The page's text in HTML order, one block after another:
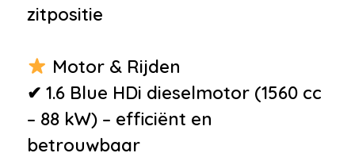
Overige
•
•DS Connect Nav LED Vision
•
Leder-pakket
Bluetooth
zitpositie
Motor & Rijden
✔ 1.6 Blue HDi dieselmotor (1560 cc
– 88 kW) – efficiënt en
betrouwbaar